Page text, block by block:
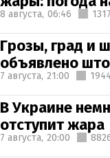
8 августа, 06:46 1317
Грозы, град и
объявлено
7 августа, 21:00 1944
В Украине
отступит жара
7 августа, 20:00